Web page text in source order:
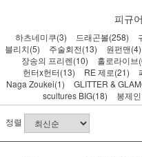
피규어
하츠네미쿠(3) 드래곤볼(258)
블리치(5)
주술회전(13) 원펀맨(4)
장송의 프리렌(10)
홀로라이브
헌터x헌터(13)
RE 제로(21)
Naga Zoukei(1)
GLITTER &
scultures BIG(18)
봉제
정렬